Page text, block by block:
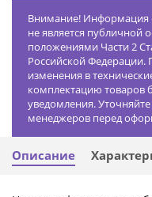
Внимание! Информация
не является публичной
положениями Части 2
Российской Федерации.
изменения в
комплектацию товаров
уведомления.
менеджеров перед
Описание